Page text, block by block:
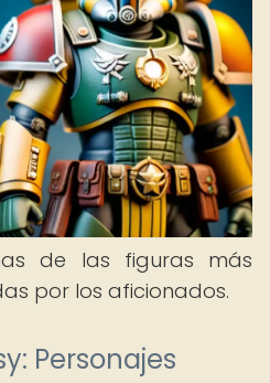
de las figuras más
por los aficionados.
Personajes